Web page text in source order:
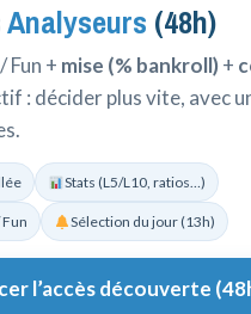
Analyseurs (48h)
Fun + mise (% bankroll)+
: décider plus vite, avec
Stats (L5/L10, ratios…)
Fun Sélection du jour (13h)
l’accès découverte